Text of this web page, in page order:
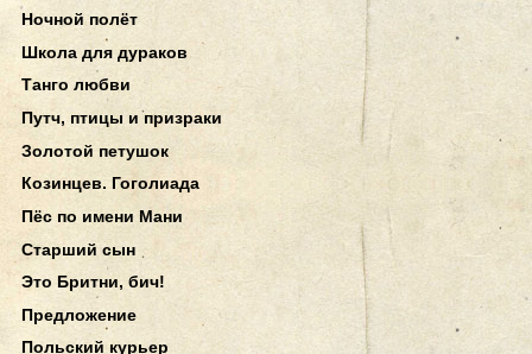
Ночной полёт
Школа для дураков
Танго любви
Путч, птицы и призраки
Золотой петушок
Козинцев. Гоголиада
Пёс по имени Мани
Старший сын
Это Бритни, бич!
Предложение
Польский курьер